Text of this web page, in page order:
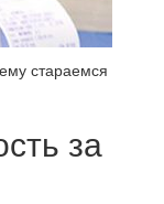
стараемся
за